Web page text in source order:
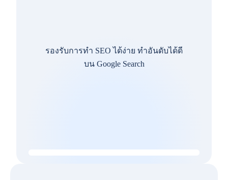
รองรับการทำ SEO ได้ง่าย ทำอันดับได้ดี
บน Google Search